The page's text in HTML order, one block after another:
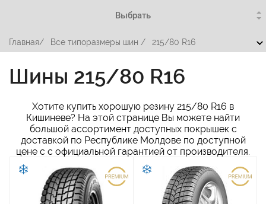
Главная/ Все типоразмеры шин / 215/80 R16
Шины 215/80 R16
Хотите купить хорошую резину 215/80 R16 в
Кишиневе? На этой странице Вы можете найти
большой ассортимент доступных покрышек с
доставкой по Республике Молдове по доступной
цене c с официальной гарантией от производителя.